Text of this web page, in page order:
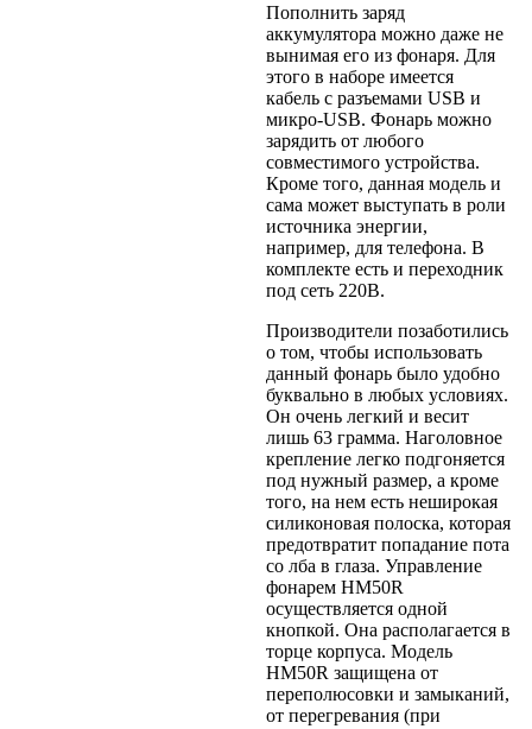
Пополнить заряд
аккумулятора можно даже не
вынимая его из фонаря. Для
этого в наборе имеется
кабель с разъемами USB и
микро-USB. Фонарь можно
зарядить от любого
совместимого устройства.
Кроме того, данная модель и
сама может выступать в роли
источника энергии,
например, для телефона. В
комплекте есть и переходник
под сеть 220В.
Производители позаботились
о том, чтобы использовать
данный фонарь было удобно
буквально в любых условиях.
Он очень легкий и весит
лишь 63 грамма. Наголовное
крепление легко подгоняется
под нужный размер, а кроме
того, на нем есть неширокая
силиконовая полоска, которая
предотвратит попадание пота
со лба в глаза. Управление
фонарем HM50R
осуществляется одной
кнопкой. Она располагается в
торце корпуса. Модель
HM50R защищена от
переполюсовки и замыканий,
от перегревания (при